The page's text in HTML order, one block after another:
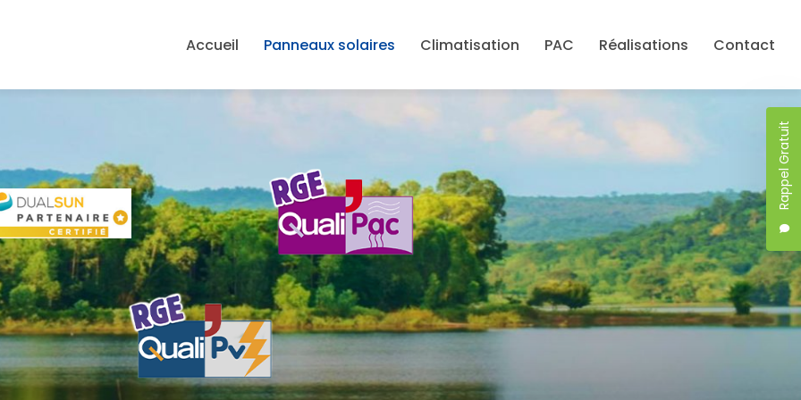
Rappel Gratuit
Accueil
Panneaux solaires Climatisation PAC Réalisations Contact